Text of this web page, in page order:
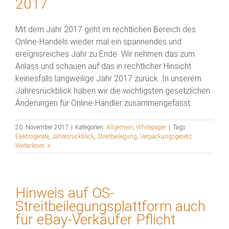
2017
Mit dem Jahr 2017 geht im rechtlichen Bereich des
Online-Handels wieder mal ein spannendes und
ereignisreiches Jahr zu Ende. Wir nehmen das zum
Anlass und schauen auf das in rechtlicher Hinsicht
keinesfalls langweilige Jahr 2017 zurück. In unserem
Jahresrückblick haben wir die wichtigsten gesetzlichen
Änderungen für Online-Händler zusammengefasst.
20. November 2017 Kategorien: Allgemein, Whitepaper
Tags:
Elektrogeräte, Jahresrückblick, Streitbeilegung, Verpackungsgesetz
Weiterlesen
Hinweis auf OS-
Streitbeilegungsplattform auch
für eBay-Verkäufer Pflicht